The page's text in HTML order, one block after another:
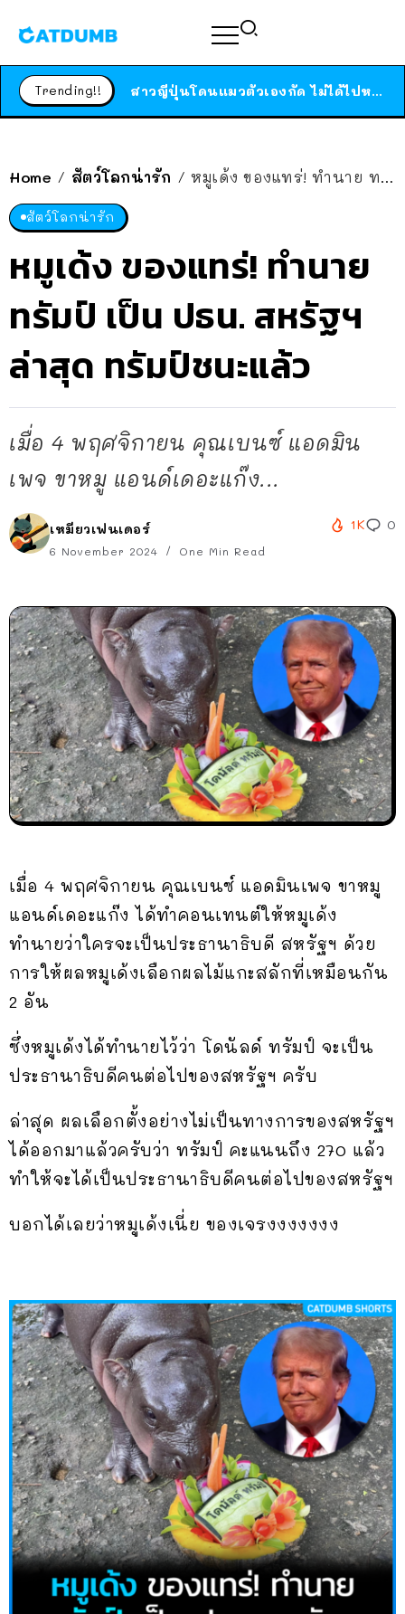
Trending!! ได้เวลาเด็กหนวดรวมตัว RF Online Next เปิดให้เล่นแล้ว เกม Sci-Fi MMORPG ระดับตำนาน เล่นได้ทั้งมือถือและ PC
Home / สัตว์โลกน่ารัก / หมูเด้ง ของแทร่! ทำนาย ทรัมป์ เป็น ปธน. สหรัฐฯ ล่าสุด ทรัมป์ชนะแล้ว
สัตว์โลกน่ารัก
หมูเด้ง ของแทร่! ทำนาย
ทรัมป์ เป็น ปธน. สหรัฐฯ
ล่าสุด ทรัมป์ชนะแล้ว
เมื่อ 4 พฤศจิกายน คุณเบนซ์ แอดมิน
เพจ ขาหมู แอนด์เดอะแก๊ง...
เหมียวเฟนเดอร์
6 November 2024 One Min Read
1K 0
เมื่อ 4 พฤศจิกายน คุณเบนซ์ แอดมินเพจ ขาหมู
แอนด์เดอะแก๊ง ได้ทำคอนเทนต์ให้หมูเด้ง
ทำนายว่าใครจะเป็นประธานาธิบดี สหรัฐฯ ด้วย
การให้ผลหมูเด้งเลือกผลไม้แกะสลักที่เหมือนกัน
2 อัน
ซึ่งหมูเด้งได้ทำนายไว้ว่า โดนัลด์ ทรัมป์ จะเป็น
ประธานาธิบดีคนต่อไปของสหรัฐฯ ครับ
ล่าสุด ผลเลือกตั้งอย่างไม่เป็นทางการของสหรัฐฯ
ได้ออกมาแล้วครับว่า ทรัมป์ คะแนนถึง 270 แล้ว
ทำให้จะได้เป็นประธานาธิบดีคนต่อไปของสหรัฐฯ
บอกได้เลยว่าหมูเด้งเนี่ย ของเจรงงงงงงง